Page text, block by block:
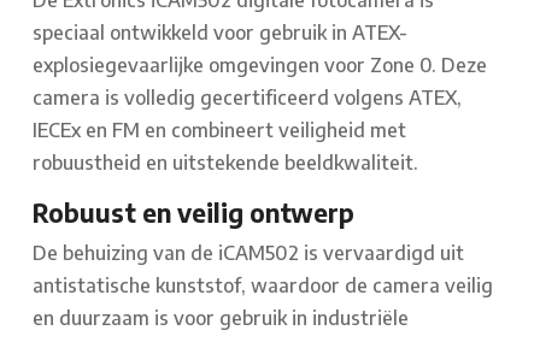
speciaal ontwikkeld voor gebruik in ATEX-
explosiegevaarlijke omgevingen voor Zone 0. Deze
camera is volledig gecertificeerd volgens ATEX,
IECEx en FM en combineert veiligheid met
robuustheid en uitstekende beeldkwaliteit.
Robuust en veilig ontwerp
De behuizing van de iCAM502 is vervaardigd uit
antistatische kunststof, waardoor de camera veilig
en duurzaam is voor gebruik in industriële